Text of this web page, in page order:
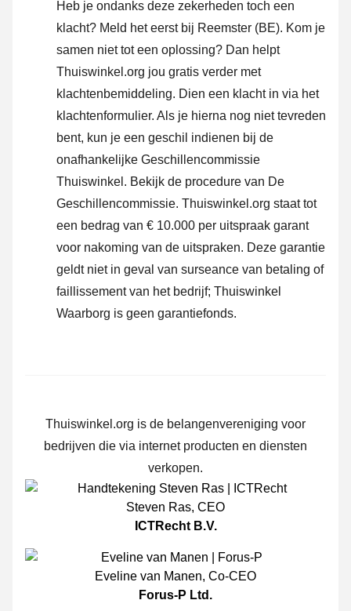
Heb je ondanks deze zekerheden toch een
klacht? Meld het eerst bij Reemster (BE). Kom je
samen niet tot een oplossing? Dan helpt
Thuiswinkel.org jou gratis verder met
klachtenbemiddeling. Dien een klacht in via het
klachtenformulier. Als je hierna nog niet tevreden
bent, kun je een geschil indienen bij de
onafhankelijke Geschillencommissie
Thuiswinkel. Bekijk de procedure van De
Geschillencommissie. Thuiswinkel.org staat tot
een bedrag van € 10.000 per uitspraak garant
voor nakoming van de uitspraken. Deze garantie
geldt niet in geval van surseance van betaling of
faillissement van het bedrijf; Thuiswinkel
Waarborg is geen garantiefonds.
Thuiswinkel.org is de belangenvereniging voor
bedrijven die via internet producten en diensten
verkopen.
Steven Ras, CEO
ICTRecht B.V.
Eveline van Manen, Co-CEO
Forus-P Ltd.